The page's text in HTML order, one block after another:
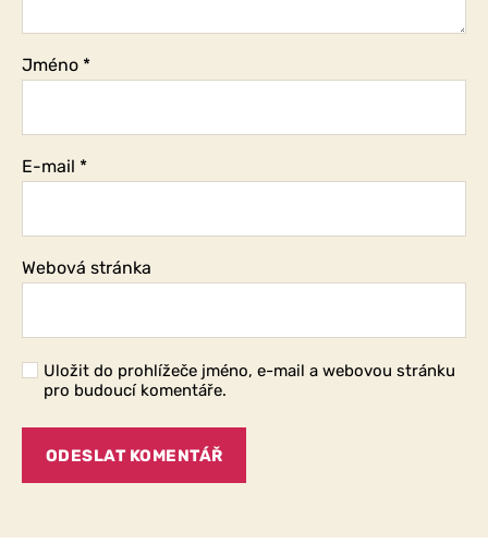
Jméno *
E-mail *
Webová stránka
Uložit do prohlížeče jméno, e-mail a webovou stránku
pro budoucí komentáře.